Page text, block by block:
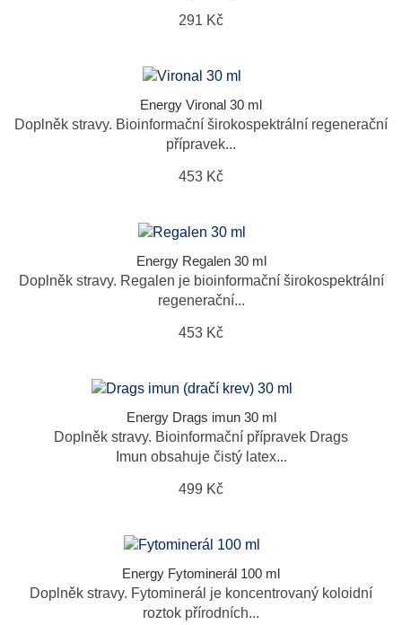
291 Kč
Energy Vironal 30 ml
Doplněk stravy. Bioinformační širokospektrální regenerační
přípravek...
453 Kč
Energy Regalen 30 ml
Doplněk stravy. Regalen je bioinformační širokospektrální
regenerační...
453 Kč
Energy Drags imun 30 ml
Doplněk stravy. Bioinformační přípravek Drags
Imun obsahuje čistý latex...
499 Kč
Energy Fytominerál 100 ml
Doplněk stravy. Fytominerál je koncentrovaný koloidní
roztok přírodních...